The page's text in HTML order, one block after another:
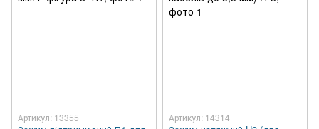
Артикул: 13355 Артикул: 14314